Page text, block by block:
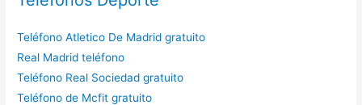
Teléfono Atletico De Madrid gratuito
Real Madrid teléfono
Teléfono Real Sociedad gratuito
Teléfono de Mcfit gratuito